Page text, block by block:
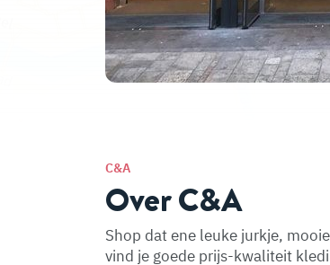
C&A
Over C&A
Shop dat ene leuke jurkje,
vind je goede prijs-kwaliteit